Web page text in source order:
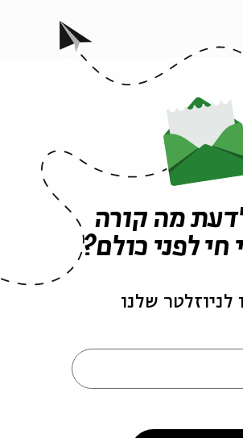
אירוע ספרות
ספרות בירושלים
בסדרה
מה קורה
חי לפני כולם?
שלנו